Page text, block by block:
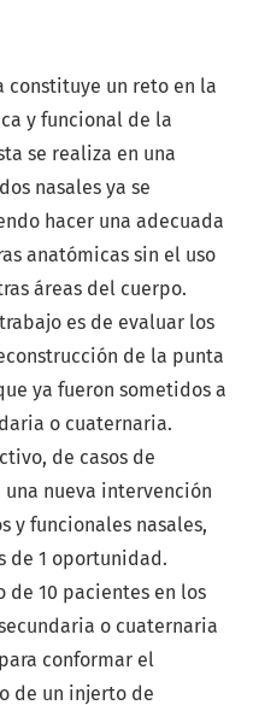
constituye un reto en la
y funcional de la
se realiza en una
nasales ya se
hacer una adecuada
anatómicas sin el uso
áreas del cuerpo.
es de evaluar los
de la punta
ya fueron sometidos a
o cuaternaria.
de casos de
nueva intervención
y funcionales nasales,
de 1 oportunidad.
de 10 pacientes en los
o cuaternaria
conformar el
de un injerto de